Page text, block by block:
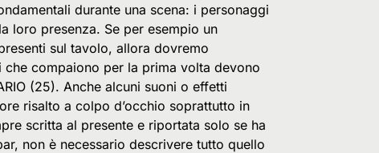
durante una scena: i personaggi
loro presenza. Se per esempio un
sul tavolo, allora dovremo
compaiono per la prima volta devono
(25). Anche alcuni suoni o effetti
risalto a colpo d’occhio soprattutto in
scritta al presente e riportata solo se ha
non è necessario descrivere tutto quello